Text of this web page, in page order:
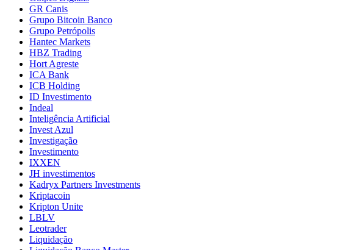
GR Canis
Grupo Bitcoin Banco
Grupo Petrópolis
Hantec Markets
HBZ Trading
Hort Agreste
ICA Bank
ICB Holding
ID Investimento
Indeal
Inteligência Artificial
Invest Azul
Investigação
Investimento
IXXEN
JH investimentos
Kadryx Partners Investments
Kriptacoin
Kripton Unite
LBLV
Leotrader
Liquidação